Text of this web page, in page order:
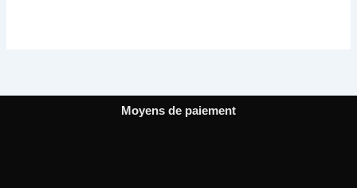
Moyens de paiement